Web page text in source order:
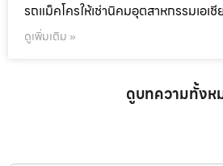
รถแม็คโครให้เช่านิคมอุตสาหกรรมเอเชี
ดูเพิ่มเติม »
ดูบทความทั้งห